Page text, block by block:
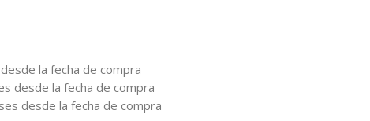
la fecha de compra
desde la fecha de compra
desde la fecha de compra